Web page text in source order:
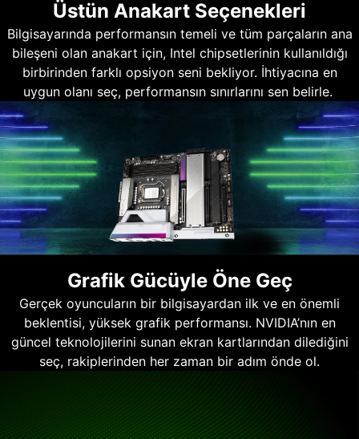
Üstün Anakart Seçenekleri
Bilgisayarında performansın temeli ve tüm parçaların ana
bileşeni olan anakart için, Intel chipsetlerinin kullanıldığı
birbirinden farklı opsiyon seni bekliyor. İhtiyacına en
uygun olanı seç, performansın sınırlarını sen belirle.
Grafik Gücüyle Öne Geç
Gerçek oyuncuların bir bilgisayardan ilk ve en önemli
beklentisi, yüksek grafik performansı. NVIDIA’nın en
güncel teknolojilerini sunan ekran kartlarından dilediğini
seç, rakiplerinden her zaman bir adım önde ol.